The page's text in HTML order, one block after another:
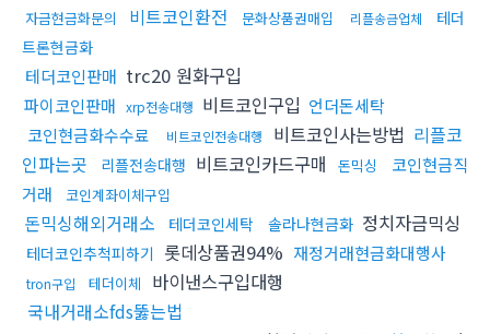
자금현금화문의 비트코인환전 문화상품권매입 리플송금업체
테더
트론현금화
테더코인판매 trc20 원화구입
파이코인판매 xrp전송대행 비트코인구입 언더돈세탁
코인현금화수수료
비트코인전송대행 비트코인사는방법 리플코
인파는곳
리플전송대행 비트코인카드구매 돈믹싱
코인현금직
거래
코인계좌이체구입
돈믹싱해외거래소 테더코인세탁 솔라나현금화 정치자금믹싱
테더코인추척피하기 롯데상품권94% 재정거래현금화대행사
tron구입 테더이체
바이낸스구입대행
국내거래소fds뚫는법